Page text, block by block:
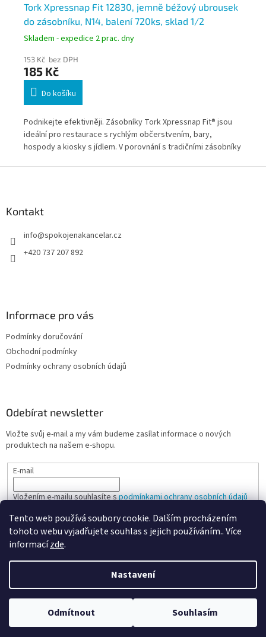
Tento web používá soubory cookie. Dalším procházením
tohoto webu vyjadřujete souhlas s jejich používáním.. Více
informacízde.
Nastavení
Odmítnout Souhlasím
Tork Xpressnap Fit 12830, jemně béžový ubrousek
do zásobníku, N14, balení 720ks, sklad 1/2
Skladem - expedice 2 prac. dny
153 Kč bez DPH
185 Kč
Do košíku
Podnikejte efektivněji. Zásobníky Tork Xpressnap Fit® jsou
ideální pro restaurace s rychlým občerstvením, bary,
hospody a kiosky s jídlem. V porovnání s tradičními zásobníky
Kontakt
info@spokojenakancelar.cz
+420 737 207 892
Informace pro vás
Podmínky doručování
Obchodní podmínky
Podmínky ochrany osobních údajů
Odebírat newsletter
Vložte svůj e-mail a my vám budeme zasílat informace o nových
produktech na našem e-shopu.
E-mail
Vložením e-mailu souhlasíte spodmínkami ochrany osobních údajů
PŘIHLÁSIT SE
Vytvořil Shoptet
Copyright 2026Spokojená kancelář . Všechna práva vyhrazena.